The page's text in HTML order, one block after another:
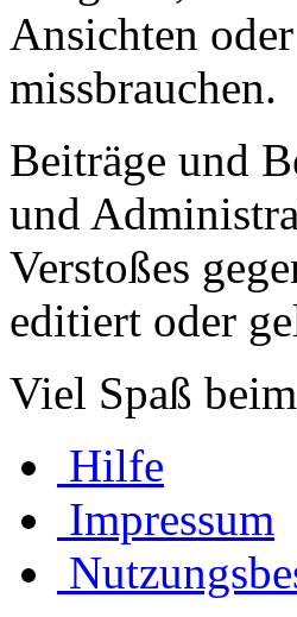
Ansichten
missbrauchen.
Beiträge und
und
Verstoßes
editiert oder
Viel Spaß
Hilfe
Impressum